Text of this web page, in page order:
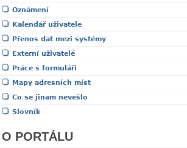
Oznámení
Kalendář uživatele
Přenos dat mezi systémy
Externí uživatelé
Práce s formuláři
Mapy adresních míst
Co se jinam nevešlo
Slovník
O PORTÁLU